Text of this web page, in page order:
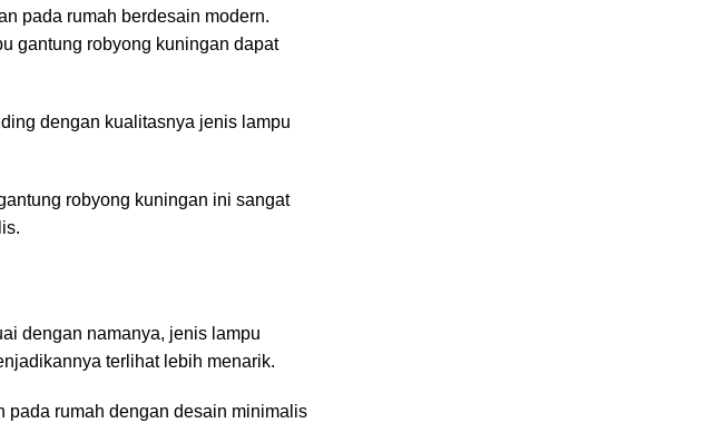
pada rumah berdesain modern.
gantung robyong kuningan dapat
dengan kualitasnya jenis lampu
robyong kuningan ini sangat
dengan namanya, jenis lampu
terlihat lebih menarik.
pada rumah dengan desain minimalis